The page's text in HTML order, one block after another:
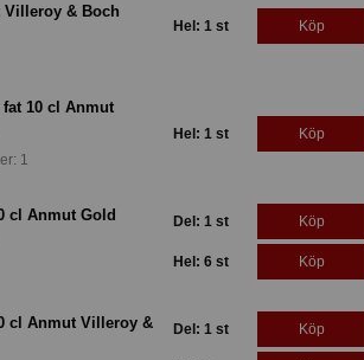
& Boch
Hel: 1 st Köp
10 cl Anmut
1
Hel: 1 st Köp
cl Anmut Gold
Del: 1 st Köp
Hel: 6 st Köp
cl Anmut Villeroy &
Del: 1 st Köp